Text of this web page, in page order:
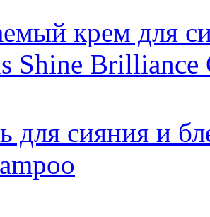
крем для
Shine Brilliance
сияния и